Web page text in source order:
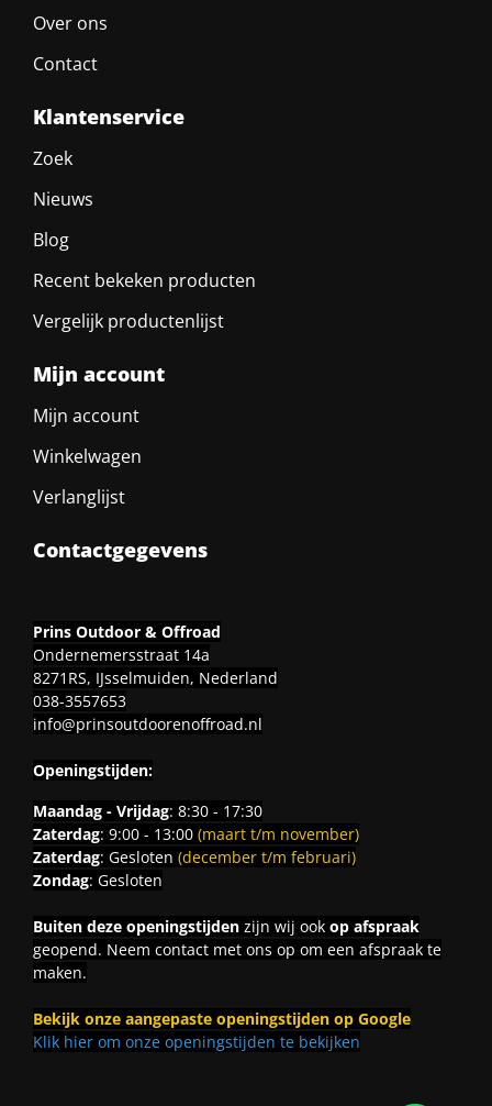
Over ons
Contact
Klantenservice
Zoek
Nieuws
Blog
Recent bekeken producten
Vergelijk productenlijst
Mijn account
Mijn account
Winkelwagen
Verlanglijst
Contactgegevens
Prins Outdoor & Offroad
Ondernemersstraat 14a
8271RS, IJsselmuiden, Nederland
038-3557653
info@prinsoutdoorenoffroad.nl
Openingstijden:
Maandag - Vrijdag: 8:30 - 17:30
Zaterdag: 9:00 - 13:00 (maart t/m november)
Zaterdag: Gesloten (december t/m februari)
Zondag: Gesloten
Buiten deze openingstijdenzijn wij ook op afspraak
geopend. Neem contact met ons op om een afspraak te
maken.
Bekijk onze aangepaste openingstijden op Google
Klik hier om onze openingstijden te bekijken